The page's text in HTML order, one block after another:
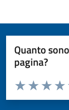
Quanto
pagina?
Valuta da 1 a 5
Valuta
Valuta 2
Valuta 1 stelle